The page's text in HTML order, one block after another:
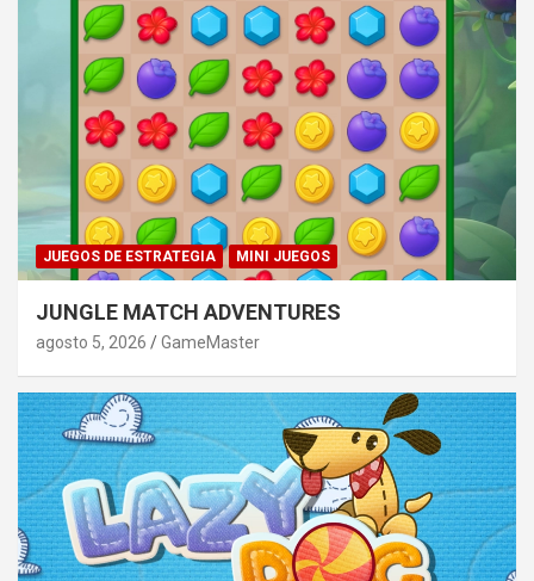
JUEGOS DE ESTRATEGIA MINI JUEGOS
JUNGLE MATCH ADVENTURES
agosto 5, 2026 GameMaster